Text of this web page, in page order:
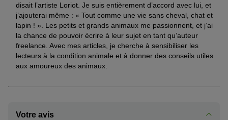
disait l’artiste Loriot. Je suis entièrement d’accord avec lui, et
j’ajouterai même : « Tout comme une vie sans cheval, chat et
lapin ! ». Les petits et grands animaux me passionnent, et j’ai
la chance de pouvoir écrire à leur sujet en tant qu’auteur
freelance. Avec mes articles, je cherche à sensibiliser les
lecteurs à la condition animale et à donner des conseils utiles
aux amoureux des animaux.
Votre avis